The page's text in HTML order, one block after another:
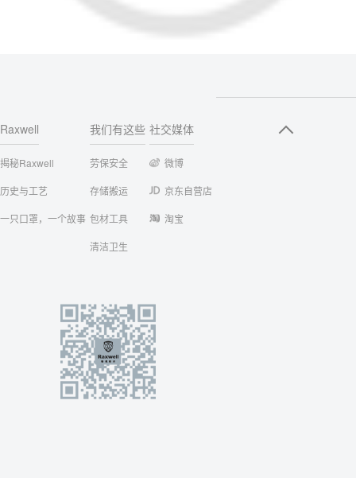
Raxwell
揭秘Raxwell
历史与工艺
一只口罩，一个故事
我们有这些
劳保安全
存储搬运
包材工具
清洁卫生
社交媒体
微博
京东自营店
淘宝